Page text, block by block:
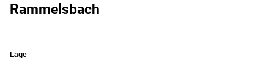
Rammelsbach
Lage